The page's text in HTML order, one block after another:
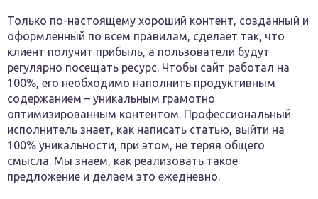
Только по-настоящему хороший контент, созданный и
оформленный по всем правилам, сделает так, что
клиент получит прибыль, а пользователи будут
регулярно посещать ресурс. Чтобы сайт работал на
100%, его необходимо наполнить продуктивным
содержанием – уникальным грамотно
оптимизированным контентом. Профессиональный
исполнитель знает, как написать статью, выйти на
100% уникальности, при этом, не теряя общего
смысла. Мы знаем, как реализовать такое
предложение и делаем это ежедневно.